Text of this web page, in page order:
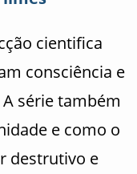
cientifica
consciência e
série também
e como o
destrutivo e